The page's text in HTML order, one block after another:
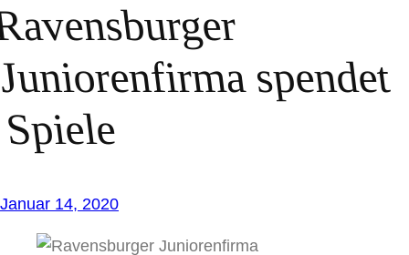
spendet
Spiele
Januar 14, 2020